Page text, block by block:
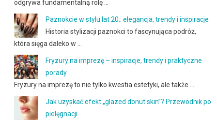
odgrywa fundamentalną rolę …
Paznokcie w stylu lat 20.: elegancja, trendy i inspiracje
Historia stylizacji paznokci to fascynująca podróż,
która sięga daleko w …
Fryzury na imprezę – inspiracje, trendy i praktyczne
porady
Fryzury na imprezę to nie tylko kwestia estetyki, ale także …
Jak uzyskać efekt „glazed donut skin”? Przewodnik po
pielęgnacji